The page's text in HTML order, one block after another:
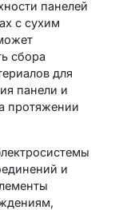
панелей
с сухим
сбора
для
панели и
протяжении
и